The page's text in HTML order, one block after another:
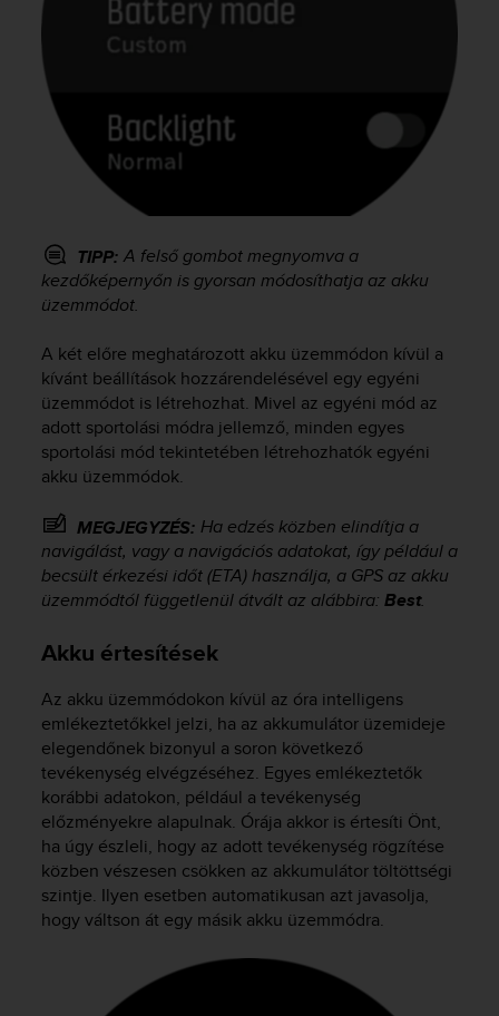
TIPP: A felső gombot megnyomva a
kezdőképernyőn is gyorsan módosíthatja az akku
üzemmódot.
A két előre meghatározott akku üzemmódon kívül a
kívánt beállítások hozzárendelésével egy egyéni
üzemmódot is létrehozhat. Mivel az egyéni mód az
adott sportolási módra jellemző, minden egyes
sportolási mód tekintetében létrehozhatók egyéni
akku üzemmódok.
MEGJEGYZÉS: Ha edzés közben elindítja a
navigálást, vagy a navigációs adatokat, így például a
becsült érkezési időt (ETA) használja, a GPS az akku
üzemmódtól függetlenül átvált az alábbira: Best.
Akku értesítések
Az akku üzemmódokon kívül az óra intelligens
emlékeztetőkkel jelzi, ha az akkumulátor üzemideje
elegendőnek bizonyul a soron következő
tevékenység elvégzéséhez. Egyes emlékeztetők
korábbi adatokon, például a tevékenység
előzményekre alapulnak. Órája akkor is értesíti Önt,
ha úgy észleli, hogy az adott tevékenység rögzítése
közben vészesen csökken az akkumulátor töltöttségi
szintje. Ilyen esetben automatikusan azt javasolja,
hogy váltson át egy másik akku üzemmódra.